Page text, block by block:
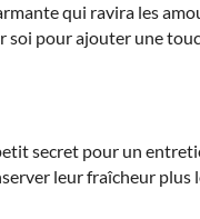
qui ravira les
soi pour ajouter une
secret pour un
leur fraîcheur